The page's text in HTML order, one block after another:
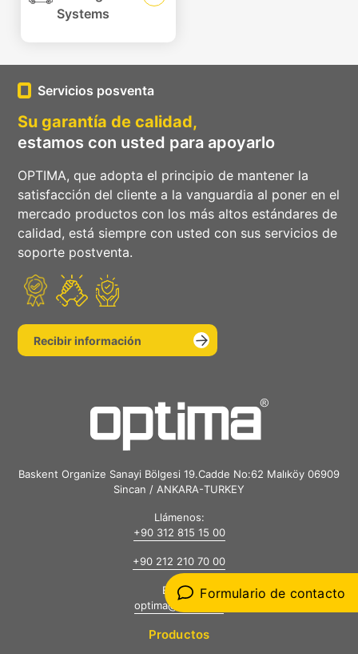
Formulario de contacto
Systems
Servicios posventa
Su garantía de calidad,
estamos con usted para apoyarlo
OPTIMA, que adopta el principio de mantener la
satisfacción del cliente a la vanguardia al poner en el
mercado productos con los más altos estándares de
calidad, está siempre con usted con sus servicios de
soporte postventa.
Recibir información
Baskent Organize Sanayi Bölgesi 19.Cadde No:62 Malıköy 06909
Sincan / ANKARA-TURKEY
Llámenos:
+90 312 815 15 00
+90 212 210 70 00
E-mail:
optima@optima.tc
Productos